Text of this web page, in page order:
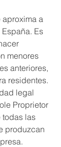
aproxima a
Es
menores
anteriores,
residentes.
legal
Proprietor
todas las
produzcan